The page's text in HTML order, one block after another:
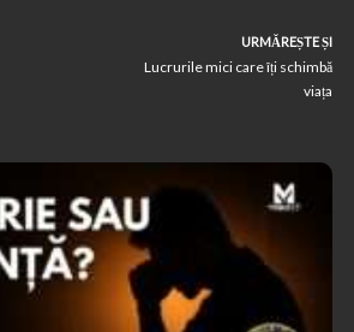
URMĂREȘTE ȘI
Lucrurile mici care îți schimbă
viața